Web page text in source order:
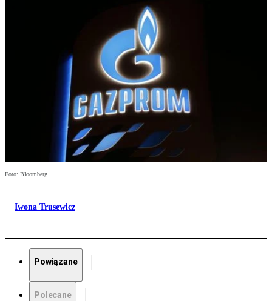
Foto: Bloomberg
Iwona Trusewicz
Powiązane
Polecane